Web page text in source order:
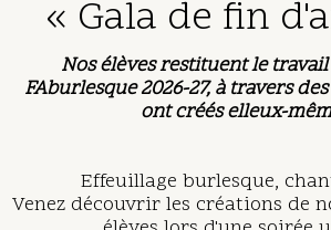
« Gala de fin
Nos élèves restituent le
FAburlesque 2026-27, à travers
ont créés elleux-
Effeuillage burlesque,
Venez découvrir les créations de